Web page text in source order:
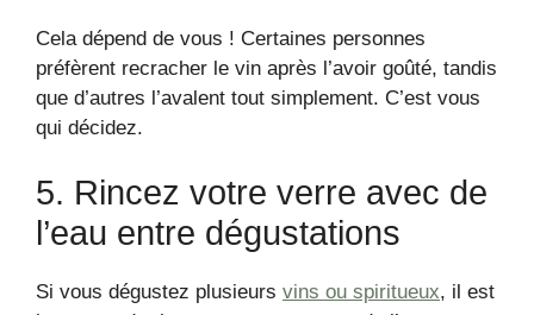
Cela dépend de vous ! Certaines personnes
préfèrent recracher le vin après l’avoir goûté, tandis
que d’autres l’avalent tout simplement. C’est vous
qui décidez.
5. Rincez votre verre avec de
l’eau entre dégustations
Si vous dégustez plusieurs vins ou spiritueux, il est